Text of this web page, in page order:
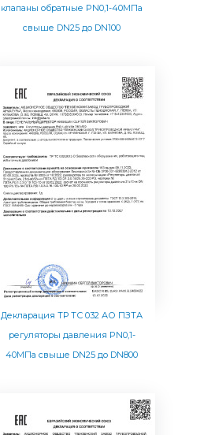
клапаны обратные PN0,1-40МПа
свыше DN25 до DN100
Декларация ТР ТС 032 АО ПЗТА
регуляторы давления PN0,1-
40МПа свыше DN25 до DN800